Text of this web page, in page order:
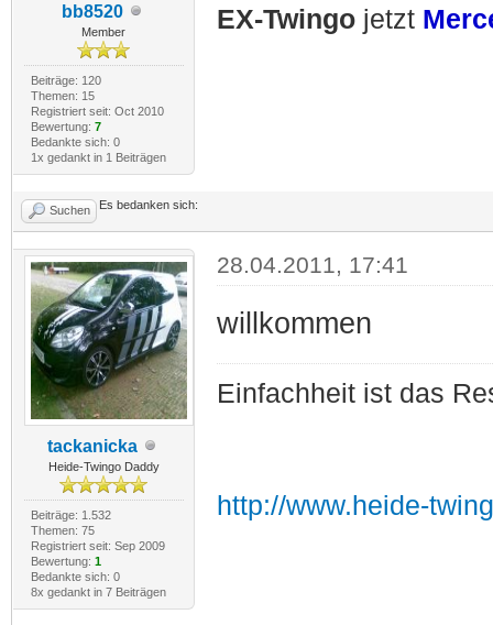
bb8520
Member
Beiträge: 120
Themen: 15
Registriert seit: Oct 2010
Bewertung: 7
Bedankte sich: 0
1x gedankt in 1 Beiträgen
EX-Twingojetzt
Suchen Es bedanken sich:
tackanicka
Heide-Twingo Daddy
Beiträge: 1.532
Themen: 75
Registriert seit: Sep 2009
Bewertung: 1
Bedankte sich: 0
8x gedankt in 7 Beiträgen
28.04.2011, 17:41
willkommen
Einfachheit ist das
http://www.heide-